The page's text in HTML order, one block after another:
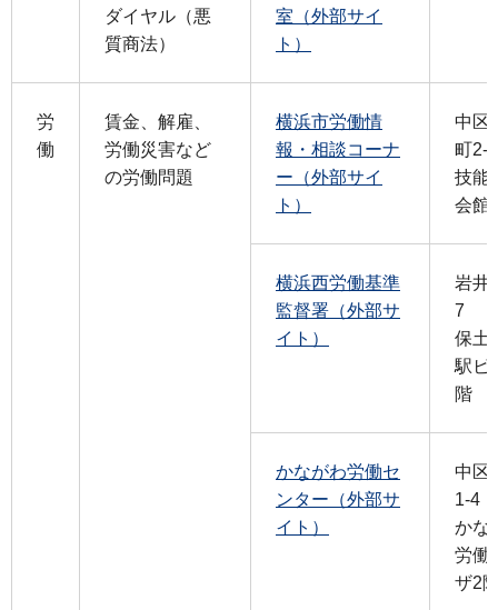
ダイヤル（悪
質商法）
室（外部サイ
ト）
労
働
賃金、解雇、
労働災害など
の労働問題
横浜市労働情
報・相談コーナ
ー（外部サイ
ト）
中区
町2-
技能
会館
横浜西労働基準
監督署（外部サ
イト）
岩井
7
保土
駅ビ
階
かながわ労働セ
ンター（外部サ
イト）
中区
1-4
かな
労働
ザ2